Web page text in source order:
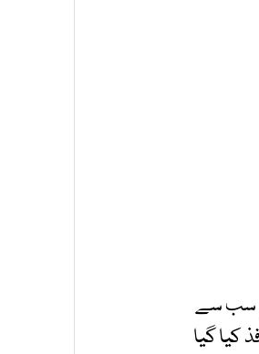
میں سب سے
اضافی ٹیرف نافذ کیا گیا